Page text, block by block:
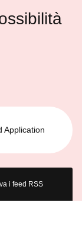
Application
i feed RSS